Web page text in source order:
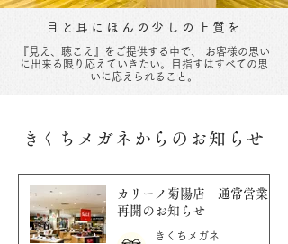
目と耳にほんの少しの上質を
『見え、聴こえ』をご提供する中で、 お客様の思い
に出来る限り応えていきたい。目指すはすべての思
いに応えられること。
​きくちメガネからのお知らせ
カリーノ菊陽店 通常営業
再開のお知らせ
きくちメガネ